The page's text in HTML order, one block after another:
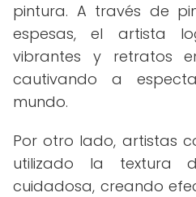
pintura. A través de
espesas, el artista
vibrantes y retratos
cautivando a
mundo.
Por otro lado, artistas
utilizado la textura
cuidadosa, creando